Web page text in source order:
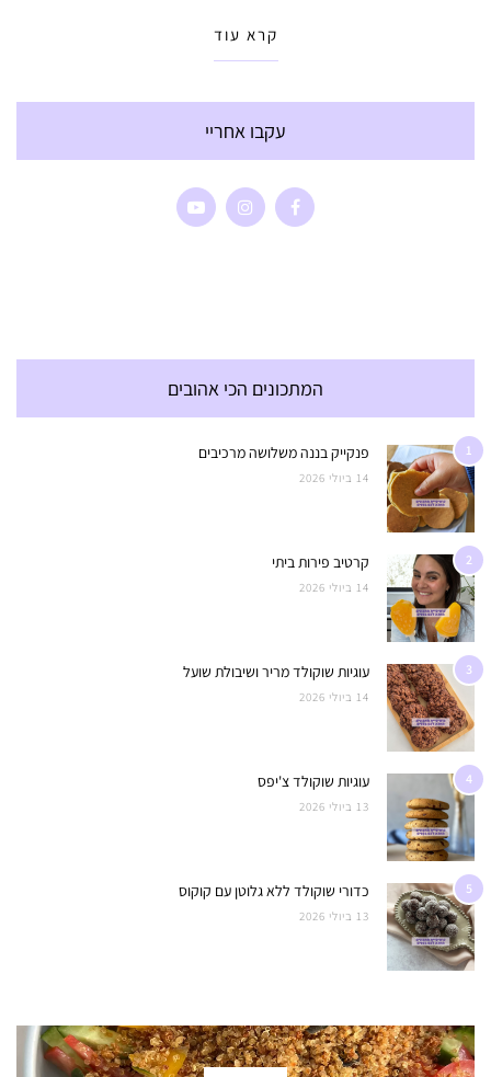
קרא עוד
עקבו אחריי
המתכונים הכי אהובים
1 פנקייק בננה משלושה מרכיבים
14 ביולי 2026
2 קרטיב פירות ביתי
14 ביולי 2026
3 עוגיות שוקולד מריר ושיבולת שועל
14 ביולי 2026
4 עוגיות שוקולד צ'יפס
13 ביולי 2026
5 כדורי שוקולד ללא גלוטן עם קוקוס
13 ביולי 2026